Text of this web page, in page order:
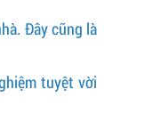
Đây cũng là
tuyệt vời